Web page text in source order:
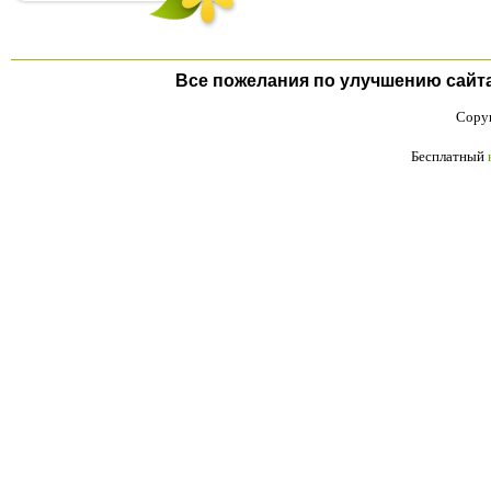
Все пожелания по улучшению
Бесплатный